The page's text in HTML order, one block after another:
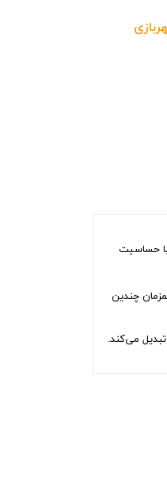
حساسیت
چندین
تبدیل می‌کند.